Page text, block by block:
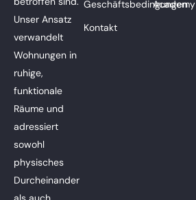
Unser Ansatz
verwandelt
Wohnungen in
ruhige,
funktionale
Räume und
adressiert
sowohl
physisches
Durcheinander
Geschäftsbedingungen
Kontakt
Academy